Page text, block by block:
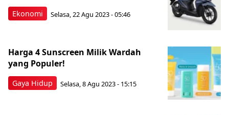
Ekonomi Selasa, 22 Agu 2023 - 05:46
Gaya Hidup
Harga 4 Sunscreen Milik Wardah
yang Populer!
Selasa, 8 Agu 2023 - 15:15